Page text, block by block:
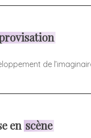
de
en scène